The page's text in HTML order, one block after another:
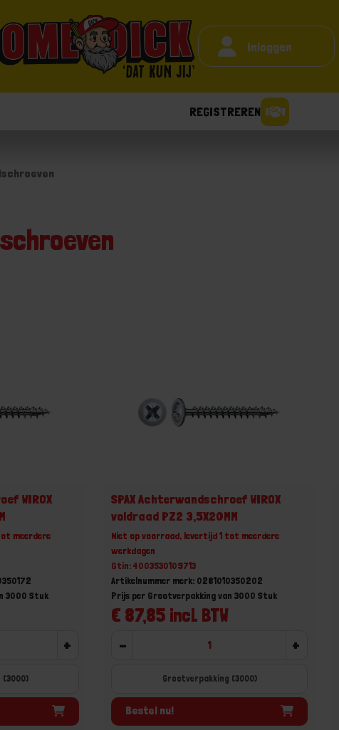
Inloggen
REGISTREREN
WIROX
meerdere
3000 Stuk
+
(3000)
SPAX Achterwandschroef WIROX
voldraad PZ2 3,5X20MM
Niet op voorraad, levertijd 1 tot meerdere
werkdagen
Gtin: 4003530109713
Artikelnummer merk: 0281010350202
€ 87,85 incl. BTW
Prijs per Grootverpakking van 3000 Stuk
- +
Grootverpakking (3000)
Bestel nu!